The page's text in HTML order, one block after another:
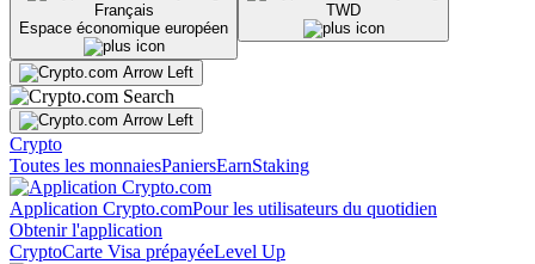
Français
Espace économique européen
TWD
Crypto
Toutes les monnaiesPaniersEarnStaking
Application Crypto.comPour les utilisateurs du quotidien
Obtenir l'application
CryptoCarte Visa prépayéeLevel Up